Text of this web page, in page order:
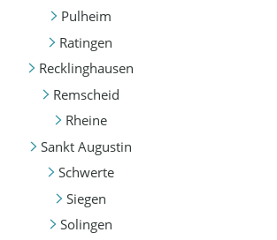
Pulheim
Ratingen
Recklinghausen
Remscheid
Rheine
Sankt Augustin
Schwerte
Siegen
Solingen